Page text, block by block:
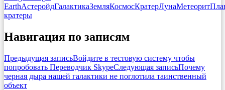
EarthАстеройдГалактикаЗемляКосмосКратерЛунаМетеорит
кратеры
Навигация по записям
Предыдущая записьВойдите в тестовую систему чтобы
попробовать Переводчик SkypeСледующая записьПочему
черная дыра нашей галактики не поглотила таинственный
объект